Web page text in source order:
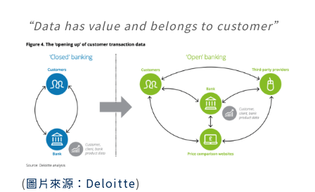
“Data has value and belongs to customer”
(圖片來源：Deloitte)